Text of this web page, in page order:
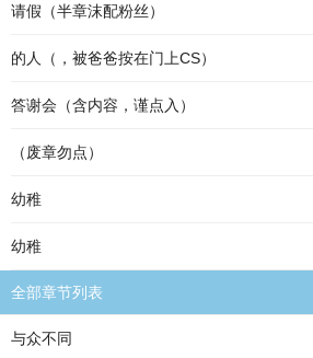
请假（半章沫配粉丝）
的人（，被爸爸按在门上CS）
答谢会（含内容，谨点入）
（废章勿点）
幼稚
幼稚
全部章节列表
与众不同